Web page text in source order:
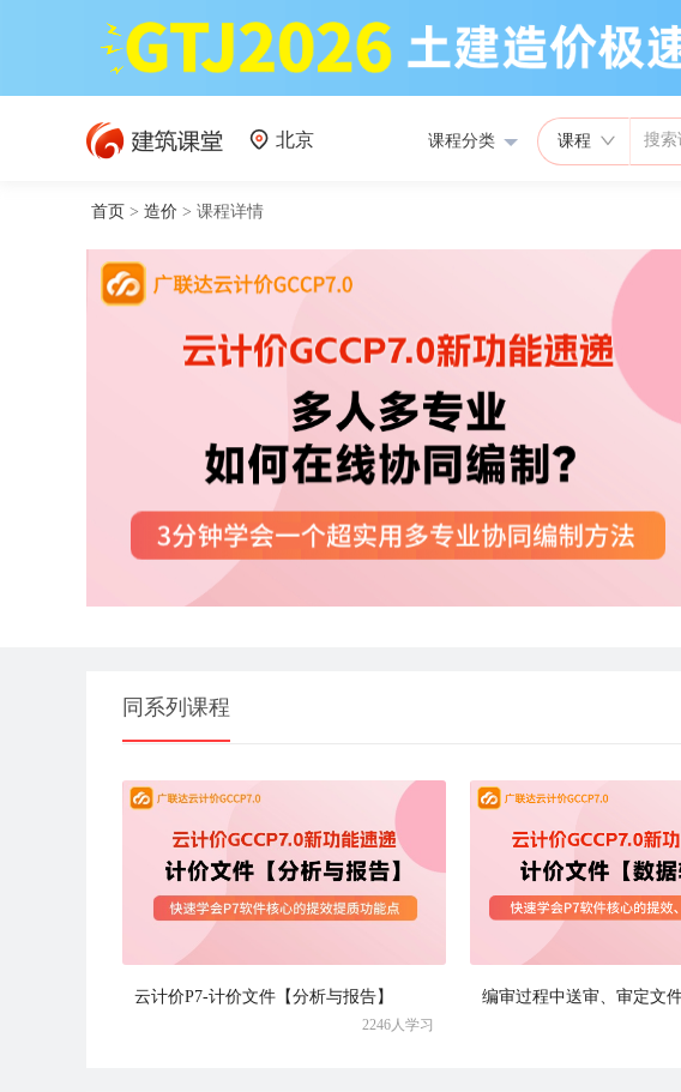
北京 课程分类 课程
首页 > 造价 > 课程详情
同系列课程
云计价P7-计价文件【分析与报告】
2246人学习
编审过程中送审、审定文